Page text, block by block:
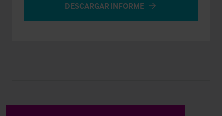
DESCARGAR INFORME